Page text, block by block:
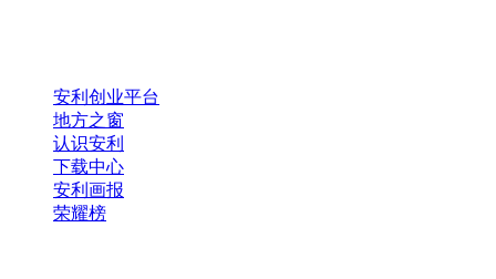
安利创业平台
地方之窗
认识安利
下载中心
安利画报
荣耀榜